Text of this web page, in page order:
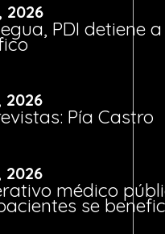
2026
PDI detiene
Pía Castro
médico
se